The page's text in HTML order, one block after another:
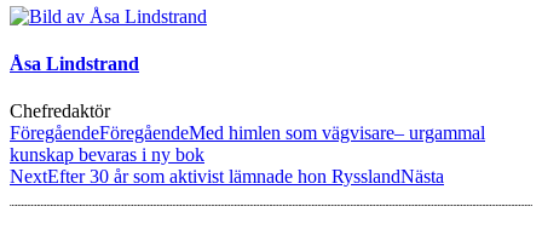
Åsa Lindstrand
Chefredaktör
FöregåendeFöregåendeMed himlen som vägvisare– urgammal
kunskap bevaras i ny bok
NextEfter 30 år som aktivist lämnade hon RysslandNästa